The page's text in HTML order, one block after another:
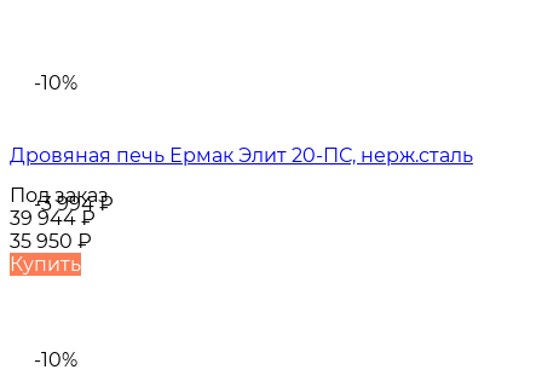
-10%
-3 994₽
Дровяная печь Ермак Элит 20-ПС, нерж.сталь
Под заказ
39 944₽
35 950 ₽
Купить
-10%